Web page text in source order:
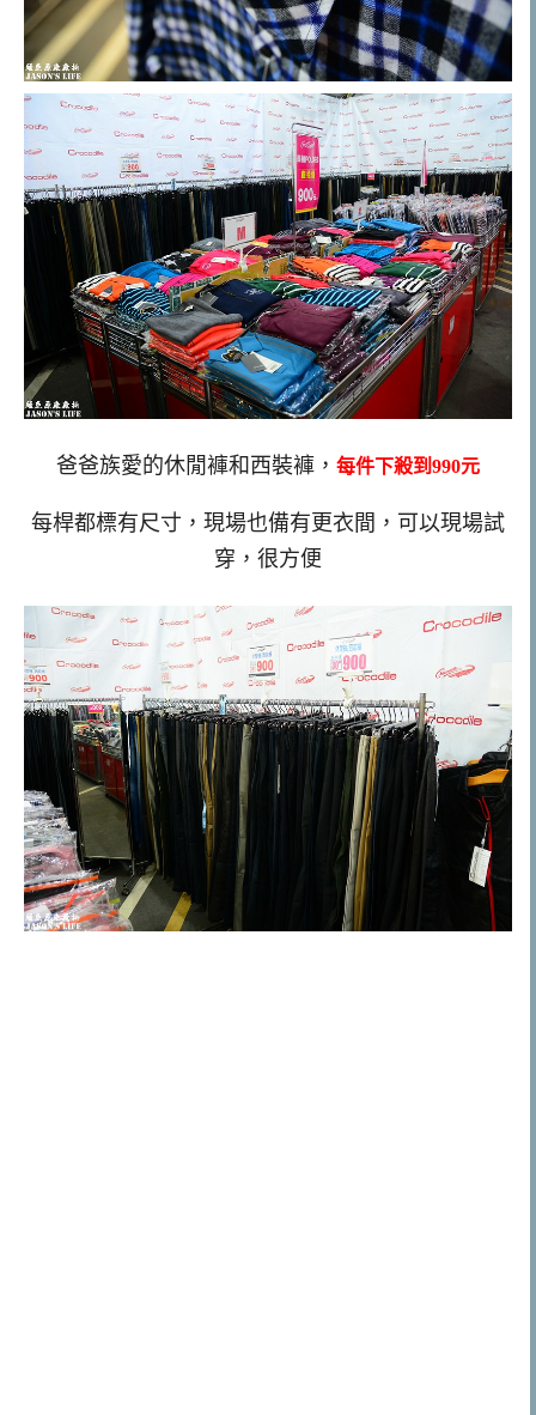
爸爸族愛的休閒褲和西裝褲， 每件下殺到990元
每桿都標有尺寸，現場也備有更衣間，可以現場試
穿，很方便